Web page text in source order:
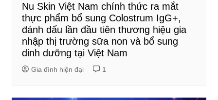
Nu Skin Việt Nam chính thức ra mắt
thực phẩm bổ sung Colostrum IgG+,
đánh dấu lần đầu tiên thương hiệu gia
nhập thị trường sữa non và bổ sung
dinh dưỡng tại Việt Nam
Gia đình hiện đại 1